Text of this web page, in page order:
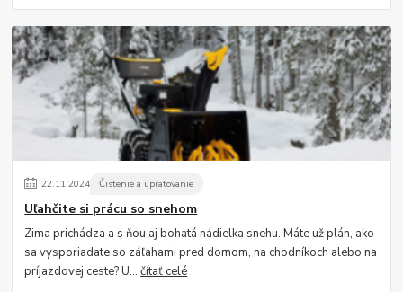
22.11.2024 Čistenie a upratovanie
Uľahčite si prácu so snehom
Zima prichádza a s ňou aj bohatá nádielka snehu. Máte už plán, ako
sa vysporiadate so záľahami pred domom, na chodníkoch alebo na
príjazdovej ceste? U...čítať celé